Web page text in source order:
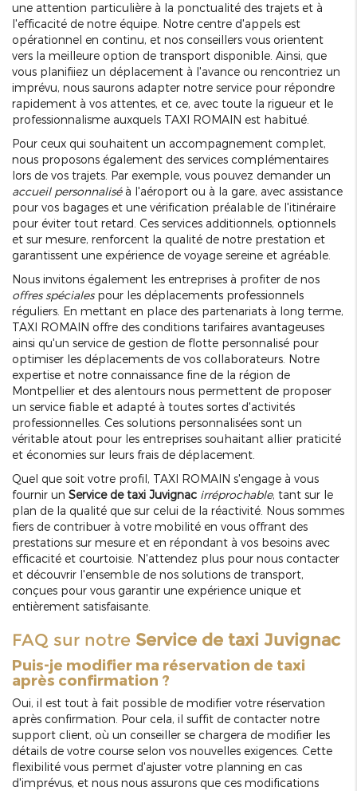
une attention particulière à la ponctualité des trajets et à
l'efficacité de notre équipe. Notre centre d'appels est
opérationnel en continu, et nos conseillers vous orientent
vers la meilleure option de transport disponible. Ainsi, que
vous planifiiez un déplacement à l'avance ou rencontriez un
imprévu, nous saurons adapter notre service pour répondre
rapidement à vos attentes, et ce, avec toute la rigueur et le
professionnalisme auxquels TAXI ROMAIN est habitué.
Pour ceux qui souhaitent un accompagnement complet,
nous proposons également des services complémentaires
lors de vos trajets. Par exemple, vous pouvez demander un
accueil personnaliséà l'aéroport ou à la gare, avec assistance
pour vos bagages et une vérification préalable de l'itinéraire
pour éviter tout retard. Ces services additionnels, optionnels
et sur mesure, renforcent la qualité de notre prestation et
garantissent une expérience de voyage sereine et agréable.
Nous invitons également les entreprises à profiter de nos
offres spécialespour les déplacements professionnels
réguliers. En mettant en place des partenariats à long terme,
TAXI ROMAIN offre des conditions tarifaires avantageuses
ainsi qu'un service de gestion de flotte personnalisé pour
optimiser les déplacements de vos collaborateurs. Notre
expertise et notre connaissance fine de la région de
Montpellier et des alentours nous permettent de proposer
un service fiable et adapté à toutes sortes d'activités
professionnelles. Ces solutions personnalisées sont un
véritable atout pour les entreprises souhaitant allier praticité
et économies sur leurs frais de déplacement.
Quel que soit votre profil, TAXI ROMAIN s'engage à vous
fournir un Service de taxi Juvignac irréprochable, tant sur le
plan de la qualité que sur celui de la réactivité. Nous sommes
fiers de contribuer à votre mobilité en vous offrant des
prestations sur mesure et en répondant à vos besoins avec
efficacité et courtoisie. N'attendez plus pour nous contacter
et découvrir l'ensemble de nos solutions de transport,
conçues pour vous garantir une expérience unique et
entièrement satisfaisante.
FAQ sur notre Service de taxi Juvignac
Puis-je modifier ma réservation de taxi
après confirmation ?
Oui, il est tout à fait possible de modifier votre réservation
après confirmation. Pour cela, il suffit de contacter notre
support client, où un conseiller se chargera de modifier les
détails de votre course selon vos nouvelles exigences. Cette
flexibilité vous permet d'ajuster votre planning en cas
d'imprévus, et nous nous assurons que ces modifications